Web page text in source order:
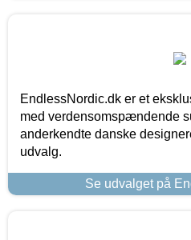
EndlessNordic.dk er et
med verdensomspændende
anderkendte danske
udvalg.
Se udvalget på